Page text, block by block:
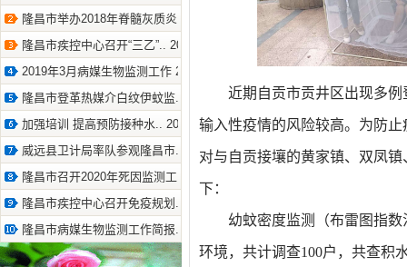
隆昌市举办2018年脊髓灰质炎.. 2018-3-28
隆昌市疾控中心召开“三乙”.. 2019-1-21
2019年3月病媒生物监测工作 2019-3-22
隆昌市登革热媒介白纹伊蚊监.. 2019-10-21
加强培训 提高预防接种水.. 2018-5-29
威远县卫计局率队参观隆昌市.. 2018-4-2
隆昌市召开2020年死因监测工.. 2020-6-12
隆昌市疾控中心召开免疫规划.. 2019-3-18
隆昌市病媒生物监测工作简报.. 2021-4-22
近期自贡市贡井区出现多
输入性疫情的风险较高。为防
对与自贡接壤的黄家镇、双凤
下：
幼蚊密度监测 （布雷图指数
环境， 共计调查100户， 共查积